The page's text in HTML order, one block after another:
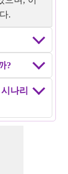
180 및 4 ×
.
?
나리